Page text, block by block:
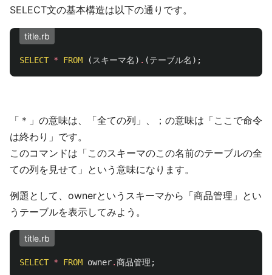
SELECT文の基本構造は以下の通りです。
title.rb
SELECT * FROM ( スキーマ名 ) . (テーブル名 );
「＊」の意味は、「全ての列」、；の意味は「ここで命令
は終わり」です。
このコマンドは「このスキーマのこの名前のテーブルの全
ての列を見せて」という意味になります。
例題として、ownerというスキーマから「商品管理」とい
うテーブルを表示してみよう。
title.rb
SELECT * FROM owner.商品管理 ;